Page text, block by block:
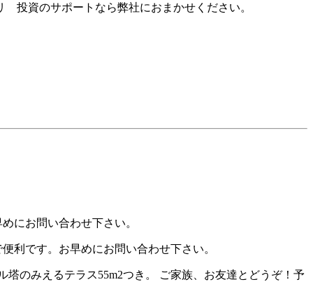
のサポートなら弊社におまかせください。
お問い合わせ下さい。
す。お早めにお問い合わせ下さい。
えるテラス55m2つき。 ご家族、お友達とどうぞ！予